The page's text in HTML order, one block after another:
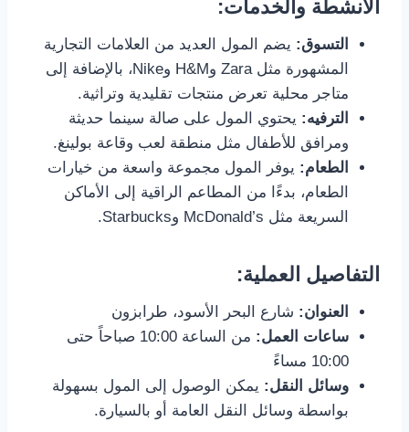
الأنشطة والخدمات:
التسوق: يضم المول العديد من العلامات التجارية
المشهورة مثل Zara وH&M وNike، بالإضافة إلى
متاجر محلية تعرض منتجات تقليدية وتراثية.
الترفيه: يحتوي المول على صالة سينما حديثة
ومرافق للأطفال مثل منطقة لعب وقاعة بولينغ.
الطعام: يوفر المول مجموعة واسعة من خيارات
الطعام، بدءًا من المطاعم الراقية إلى الأماكن
السريعة مثل McDonald’s وStarbucks.
التفاصيل العملية:
العنوان: شارع البحر الأسود، طرابزون
ساعات العمل:
من الساعة 10:00 صباحاً حتى
10:00 مساءً
وسائل النقل: يمكن الوصول إلى المول بسهولة
بواسطة وسائل النقل العامة أو بالسيارة.